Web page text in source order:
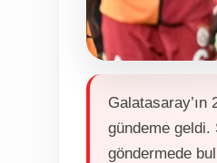
gündeme geldi.
göndermede